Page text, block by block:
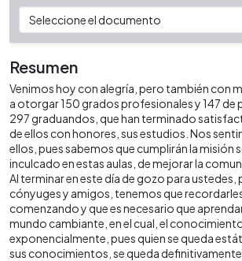
Resumen
Venimos hoy con alegría, pero también con
a otorgar 150 grados profesionales y 147
297 graduandos, que han terminado
de ellos con honores, sus estudios. Nos
ellos, pues sabemos que cumplirán la misión
inculcado en estas aulas, de mejorar la
Al terminar en este día de gozo para ustedes,
cónyuges y amigos, tenemos que
comenzando y que es necesario que
mundo cambiante, en el cual, el
exponencialmente, pues quien se queda
sus conocimientos, se queda definitivamente